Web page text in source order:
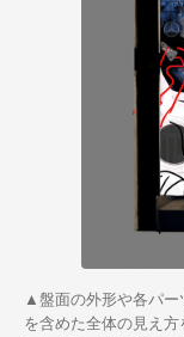
▲盤面の外形や各パー
を含めた全体の見え